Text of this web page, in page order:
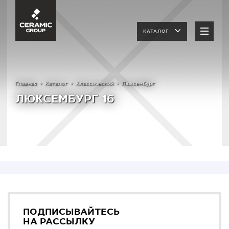
КАТАЛОГ
Главная Каталог Классический Люксембург
ЛЮКСЕМБУРГ 16
ПОДПИСЫВАЙТЕСЬ
НА РАССЫЛКУ